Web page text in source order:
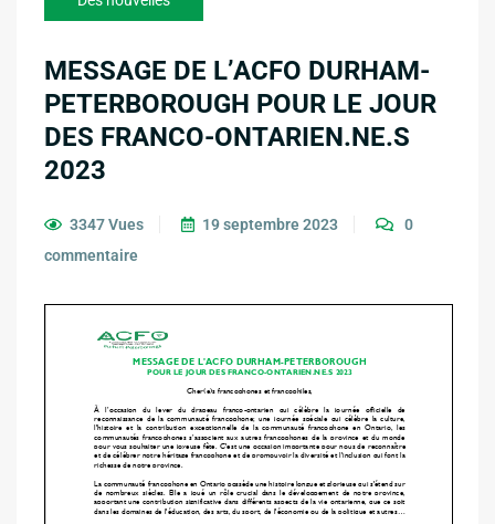
MESSAGE DE L’ACFO DURHAM-
PETERBOROUGH POUR LE JOUR
DES FRANCO-ONTARIEN.NE.S
2023
3347 Vues 19 septembre 2023
0
commentaire